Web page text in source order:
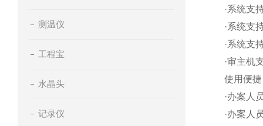
测温仪
工程宝
水晶头
记录仪
·系统支
·系统支
·系统支
·审主机
使用便捷
·办案人
·办案人